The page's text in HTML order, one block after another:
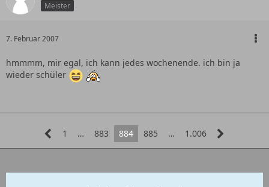
Meister
7. Februar 2007
hmmmm, mir egal, ich kann jedes wochenende. ich bin ja
wieder schüler
1 … 883 884 885 … 1.006